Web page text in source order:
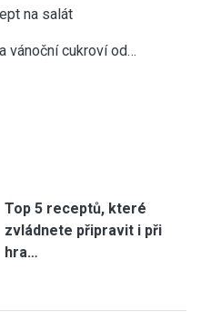
na salát
vánoční cukroví od…
Top 5 receptů, které
zvládnete připravit i při
hra…